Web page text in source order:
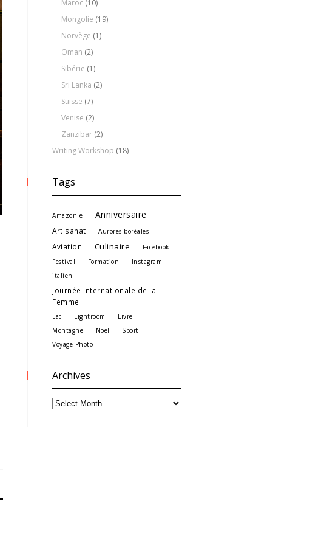
Maroc (10)
Mongolie (19)
Norvège (1)
Oman (2)
Sibérie (1)
Sri Lanka (2)
Suisse (7)
Venise (2)
Zanzibar (2)
Writing Workshop (18)
Tags
Amazonie Anniversaire
Artisanat Aurores boréales
Aviation Culinaire
Facebook
Festival
Formation
Instagram
italien
Journée internationale de la
Femme
Lac Lightroom
Livre
Montagne
Noël
Sport
Voyage Photo
Archives
Archives